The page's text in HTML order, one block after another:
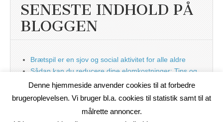
SENESTE INDHOLD PÅ
BLOGGEN
Brætspil er en sjov og social aktivitet for alle aldre
Sådan kan du reducere dine elomkostninger: Tips og
tricks til at spare på elprisen
Nu med blog
Denne hjemmeside anvender cookies til at forbedre
brugeroplevelsen. Vi bruger bl.a. cookies til statistik samt til at
målrette annoncer.